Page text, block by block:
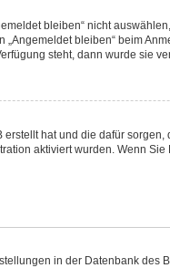
bleiben“ nicht
bleiben“ beim
steht, dann wurde sie
erstellt hat und die dafür
aktiviert wurden. Wenn
in der Datenbank des